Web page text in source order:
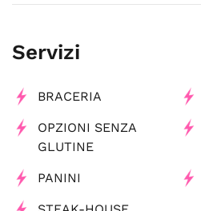
Servizi
BRACERIA
OPZIONI SENZA
GLUTINE
PANINI